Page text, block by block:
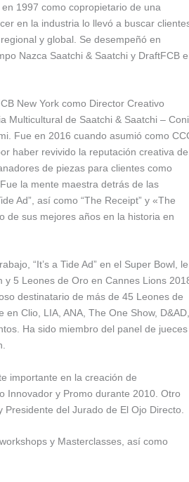
1997 como copropietario de una
en la industria lo llevó a buscar
y global. Se desempeñó en
Nazca Saatchi & Saatchi y DraftFCB
New York como Director Creativo
Multicultural de Saatchi & Saatchi –
Fue en 2016 cuando asumió como
haber revivido la reputación creativa de
de piezas para clientes como
la mente maestra detrás de las
Ad”, así como “The Receipt” y «The
de sus mejores años en la historia en
“It’s a Tide Ad” en el Super Bowl, le
y 5 Leones de Oro en Cannes Lions
destinatario de más de 45 Leones de
Clio, LIA, ANA, The One Show, D&AD,
Ha sido miembro del panel de jueces
importante en la creación de
Innovador y Promo durante 2010. Otro
del Jurado de El Ojo Directo.
y Masterclasses, así como